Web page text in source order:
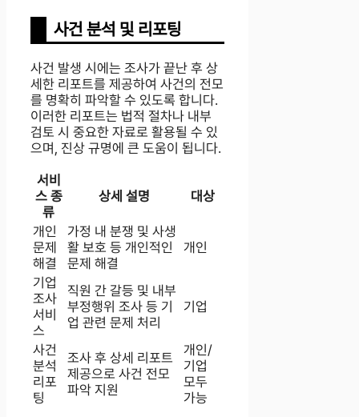
사건 분석 및 리포팅
사건 발생 시에는 조사가 끝난 후 상
세한 리포트를 제공하여 사건의 전모
를 명확히 파악할 수 있도록 합니다.
이러한 리포트는 법적 절차나 내부
검토 시 중요한 자료로 활용될 수 있
으며, 진상 규명에 큰 도움이 됩니다.
서비
스 종
류
상세 설명 대상
개인
문제
해결
가정 내 분쟁 및 사생
활 보호 등 개인적인
문제 해결
개인
기업
조사
서비
스
직원 간 갈등 및 내부
부정행위 조사 등 기
업 관련 문제 처리
기업
사건
분석
리포
팅
조사 후 상세 리포트
제공으로 사건 전모
파악 지원
개인/
기업
모두
가능